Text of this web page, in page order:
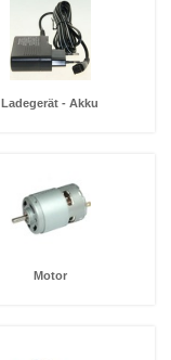
Ladegerät - Akku
Motor